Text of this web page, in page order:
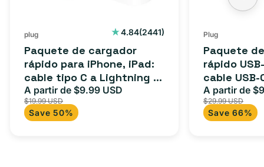
plug 4.84(2441)
2441
Paquete de cargador
rápido para iPhone, iPad:
cable tipo C a Lightning (1
m) + adaptador tipo C
Precio
de
oferta
A partir de $9.99 USD
$19.99 USD
Save 50%
Plug
Paquete
rápido
cable USB-
adaptador
para
iPad y más.
Precio
de
oferta
A partir de
$29.99 USD
Save 66%